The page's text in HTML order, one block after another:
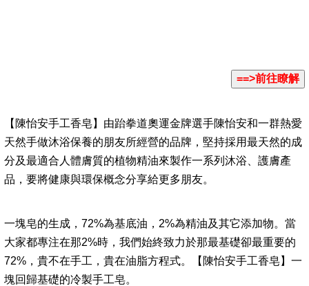
【陳怡安手工香皂】由跆拳道奧運金牌選手陳怡安和一群熱愛
天然手做沐浴保養的朋友所經營的品牌，堅持採用最天然的成
分及最適合人體膚質的植物精油來製作一系列沐浴、護膚產
品，要將健康與環保概念分享給更多朋友。
一塊皂的生成，72%為基底油，2%為精油及其它添加物。當
大家都專注在那2%時，我們始終致力於那最基礎卻最重要的
72%，貴不在手工，貴在油脂方程式。【陳怡安手工香皂】一
塊回歸基礎的冷製手工皂。